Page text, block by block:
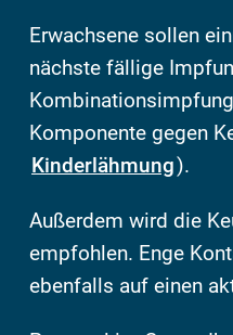
Erwachsene sollen
nächste fällige
Komponente gegen
Kinderlähmung).
Außerdem wird die
empfohlen. Enge
ebenfalls auf einen